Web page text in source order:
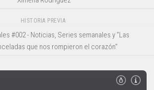
HISTORIA PREVIA
#002 - Noticias, Series semanales y "Las
que nos rompieron el corazón"